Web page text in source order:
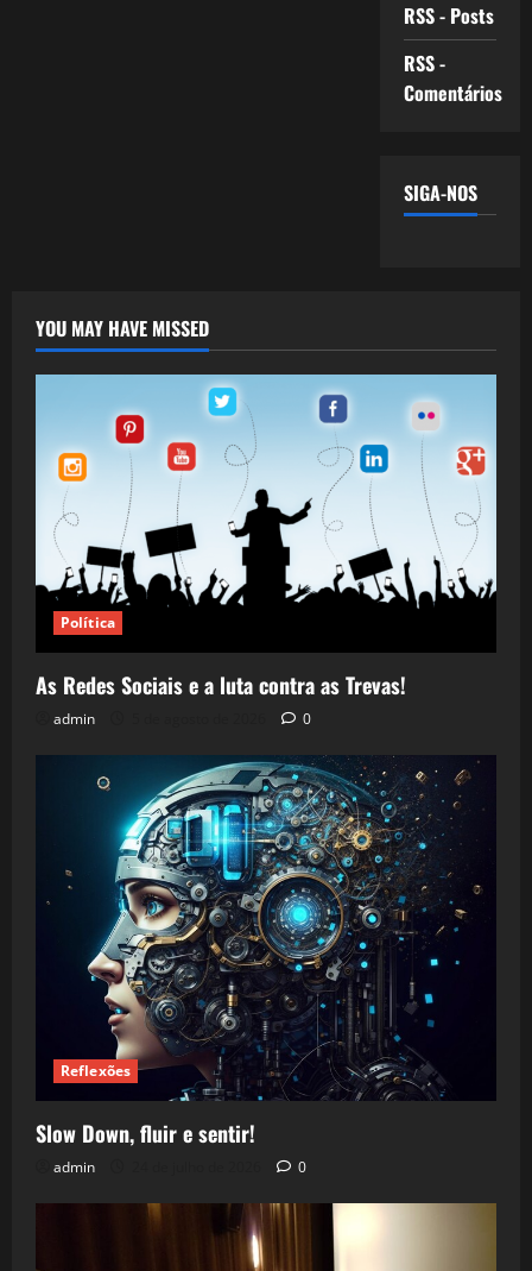
RSS - Posts
RSS -
Comentários
SIGA-NOS
YOU MAY HAVE MISSED
Política
As Redes Sociais e a luta contra as Trevas!
admin 0
Reflexões
Slow Down, fluir e sentir!
admin 0